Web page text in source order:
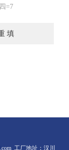
=7
工厂地址：汉川